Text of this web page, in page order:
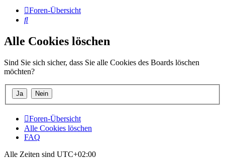
Foren-Übersicht
Suche
Alle Cookies löschen
Sind Sie sich sicher, dass Sie alle Cookies des Boards löschen
möchten?
Foren-Übersicht
Alle Cookies löschen
FAQ
Alle Zeiten sind UTC+02:00